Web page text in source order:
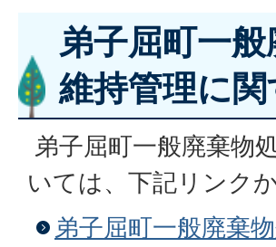
弟子屈町一
維持管理に
弟子屈町一般廃棄物
いては、下記リンク
弟子屈町一般廃棄